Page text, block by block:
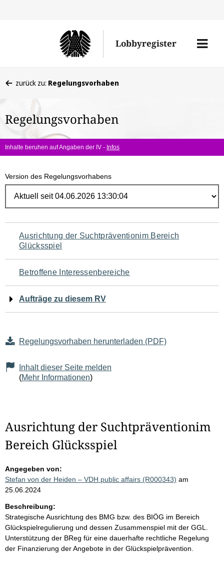
Lobbyregister
Menü
befinden
hier:
zurück zu: Regelungsvorhaben
Regelungsvorhaben
Inhalte beruhen auf Angaben der IV - Infos
Version des Regelungsvorhabens
Navigation
für
den
Seiteninhalt
Ausrichtung der Suchtpräventionim Bereich
Glücksspiel
Betroffene Interessenbereiche
Aufträge zu diesem RV
Regelungsvorhaben herunterladen (PDF)
Inhalt dieser Seite melden
(Mehr Informationen)
Ausrichtung der Suchtpräventionim
Bereich Glücksspiel
Angegeben von:
Stefan von der Heiden – VDH public affairs (R000343) am
25.06.2024
Beschreibung:
Strategische Ausrichtung des BMG bzw. des BIÖG im Bereich
Glückspielregulierung und dessen Zusammenspiel mit der GGL.
Unterstützung der BReg für eine dauerhafte rechtliche Regelung
der Finanzierung der Angebote in der Glückspielprävention.